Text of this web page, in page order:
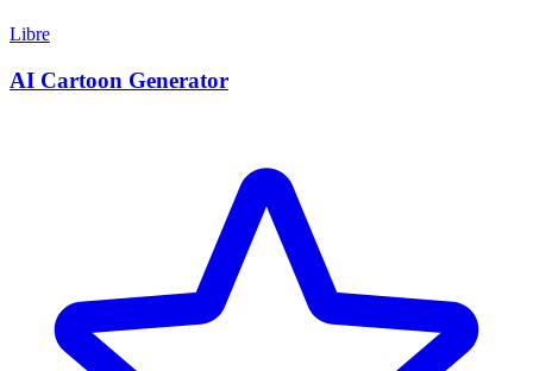
Libre
AI Cartoon Generator